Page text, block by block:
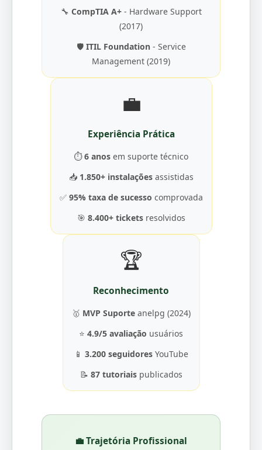
🔧 CompTIA A+- Hardware Support
(2017)
🛡️ ITIL Foundation- Service
Management (2019)
💼
Experiência Prática
⏱️6 anos em suporte técnico
📥 1.850+ instalaçõesassistidas
✅ 95% taxa de sucesso comprovada
🎯 8.400+ ticketsresolvidos
🏆
Reconhecimento
🥇 MVP Suporteanelpg (2024)
⭐ 4.9/5 avaliação usuários
📱 3.200 seguidoresYouTube
📝 87 tutoriaispublicados
💼 Trajetória Profissional